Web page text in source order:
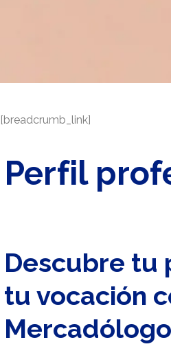
[breadcrumb_link]
Perfil
Descubre tu
tu vocación
Mercadólogo